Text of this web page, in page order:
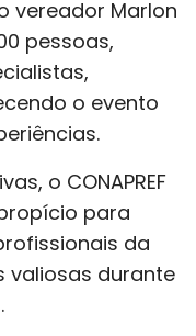
vereador Marlon
pessoas,
o evento
o CONAPREF
para
da
valiosas durante